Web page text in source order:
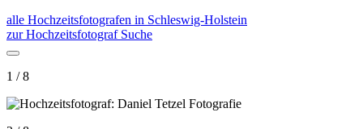
alle Hochzeitsfotografen in Schleswig-Holstein
zur Hochzeitsfotograf Suche
1 / 8